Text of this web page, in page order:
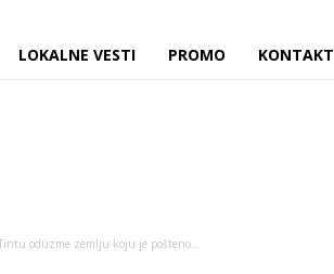
LOKALNE VESTI PROMO KONTAKT
oduzme zemlju koju je pošteno...